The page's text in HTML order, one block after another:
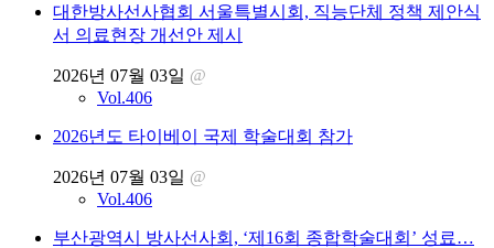
대한방사선사협회 서울특별시회, 직능단체 정책 제안식
서 의료현장 개선안 제시
2026년 07월 03일 @
Vol.406
2026년도 타이베이 국제 학술대회 참가
2026년 07월 03일 @
Vol.406
부산광역시 방사선사회, ‘제16회 종합학술대회’ 성료…